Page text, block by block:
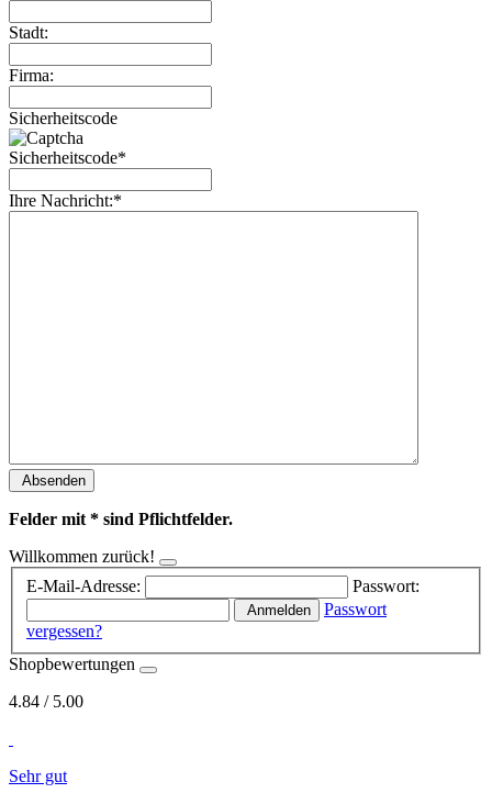
Stadt:
Firma:
Sicherheitscode
Sicherheitscode*
Ihre Nachricht:*
Absenden
Felder mit * sind Pflichtfelder.
Willkommen zurück!
E-Mail-Adresse:
Passwort:
Anmelden
Passwort
vergessen?
Shopbewertungen
4.84 / 5.00
Sehr gut